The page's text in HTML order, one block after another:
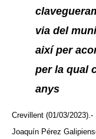
via del
així per
per la qual
anys
Crevillent (01/03/
Joaquín Pérez